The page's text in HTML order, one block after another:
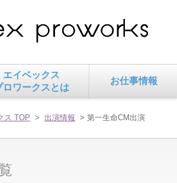
エイベックス
ロワークスとは
お仕事情報
ス TOP > 出演情報 > 第一生命CM出演